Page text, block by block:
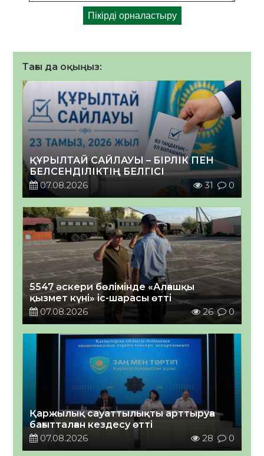
Тағы да оқыңыз:
ҚҰРЫЛТАЙ САЙЛАУЫ – БІРЛІК ПЕН
БЕЛСЕНДІЛІКТІҢ БЕЛГІСІ
07.08.2026
31 0
5547 әскери бөлімінде «Алғашқы
қызмет күні» іс-шарасы өтті
07.08.2026
26 0
Қаржылық сауаттылықты арттыруға
бағытталған кездесу өтті
07.08.2026
28 0